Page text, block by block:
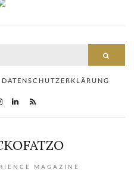
DATENSCHUTZERKLÄRUNG
MAGAZINE